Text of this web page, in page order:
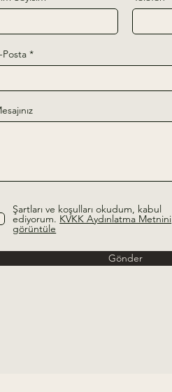
Posta
Şartları ve koşulları okudum, kabul
ediyorum. KVKK Aydınlatma Metnini
görüntüle
Gönder